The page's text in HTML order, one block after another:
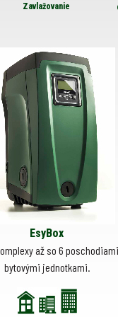
Zavlažovanie
EsyBox
až so 6
bytovými jednotkami.